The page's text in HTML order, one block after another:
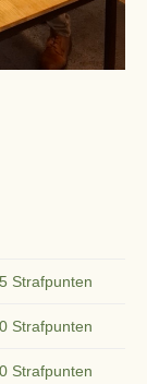
Strafpunten
Strafpunten
Strafpunten